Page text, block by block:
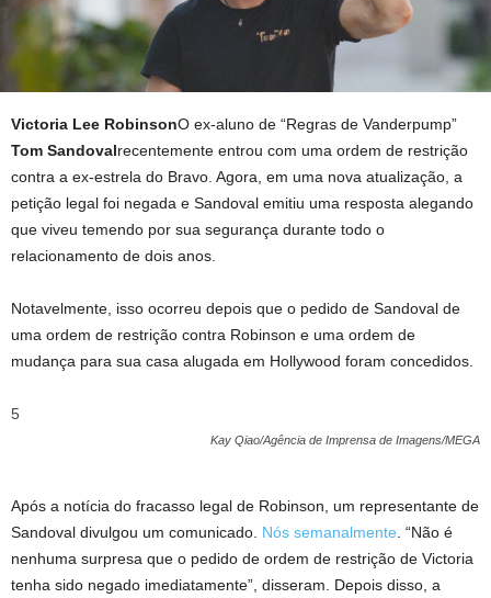
Victoria Lee RobinsonO ex-aluno de “Regras de Vanderpump”
Tom Sandovalrecentemente entrou com uma ordem de restrição
contra a ex-estrela do Bravo. Agora, em uma nova atualização, a
petição legal foi negada e Sandoval emitiu uma resposta alegando
que viveu temendo por sua segurança durante todo o
relacionamento de dois anos.
Notavelmente, isso ocorreu depois que o pedido de Sandoval de
uma ordem de restrição contra Robinson e uma ordem de
mudança para sua casa alugada em Hollywood foram concedidos.
5
Kay Qiao/Agência de Imprensa de Imagens/MEGA
Após a notícia do fracasso legal de Robinson, um representante de
Sandoval divulgou um comunicado. Nós semanalmente . “Não é
nenhuma surpresa que o pedido de ordem de restrição de Victoria
tenha sido negado imediatamente”, disseram. Depois disso, a